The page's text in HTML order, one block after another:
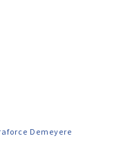
Demeyere